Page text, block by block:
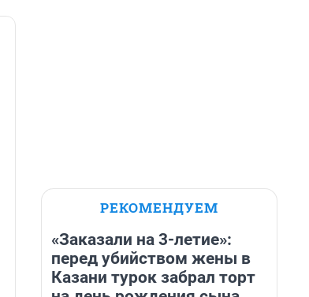
РЕКОМЕНДУЕМ
«Заказали на 3-летие»:
перед убийством жены в
Казани турок забрал торт